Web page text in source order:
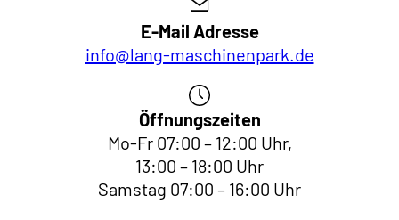
E-Mail Adresse
info@lang-maschinenpark.de
Öffnungszeiten
Mo-Fr 07:00 – 12:00 Uhr,
13:00 – 18:00 Uhr
Samstag 07:00 – 16:00 Uhr